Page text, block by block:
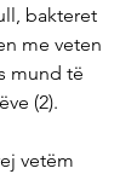
bakteret
me veten
mund të
(2).
vetëm